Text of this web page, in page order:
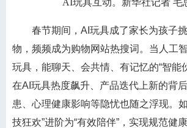
春节期间，AI玩具成了家长为孩子挑
物，频频成为购物网站热搜词。当人工
玩具，能聊天、会共情、有记忆的“智能
在AI玩具热度飙升、产品迭代上新的背
患、心理健康影响等隐忧也随之浮现。
技狂欢”进阶为“有效陪伴”，实现规范健